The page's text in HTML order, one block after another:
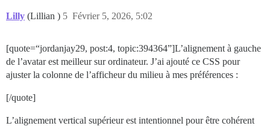
Lilly (Lillian ) Février 5, 2026, 5:02
5
[quote=“jordanjay29, post:4, topic:394364”]L’alignement à gauche
de l’avatar est meilleur sur ordinateur. J’ai ajouté ce CSS pour
ajuster la colonne de l’afficheur du milieu à mes préférences :
[/quote]
L’alignement vertical supérieur est intentionnel pour être cohérent